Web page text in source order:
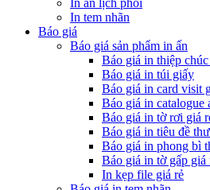
In tem nhãn
Báo giá
Báo giá sản phẩm in ấn
Báo giá in thiệp chúc
Báo giá in túi giấy
Báo giá in card visit
Báo giá in catalogue
Báo giá in tờ rơi giá
Báo giá in tiêu đề
Báo giá in phong bì
Báo giá in tờ gấp giá
In kẹp file giá rẻ